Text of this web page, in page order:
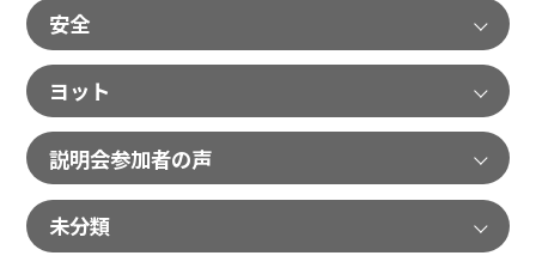
安全
ヨット
説明会参加者の声
未分類